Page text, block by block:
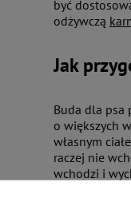
być
odżywczą
Jak
Buda dla psa
o większych
własnym
raczej nie
wchodzi i